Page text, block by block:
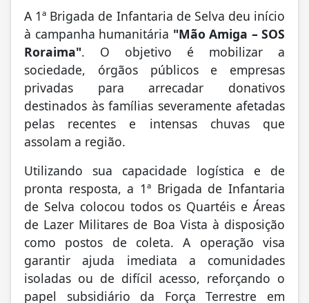
A 1ª Brigada de Infantaria de Selva deu início
à campanha humanitária "Mão Amiga – SOS
Roraima". O objetivo é mobilizar a
sociedade, órgãos públicos e empresas
privadas para arrecadar donativos
destinados às famílias severamente afetadas
pelas recentes e intensas chuvas que
assolam a região.
Utilizando sua capacidade logística e de
pronta resposta, a 1ª Brigada de Infantaria
de Selva colocou todos os Quartéis e Áreas
de Lazer Militares de Boa Vista à disposição
como postos de coleta. A operação visa
garantir ajuda imediata a comunidades
isoladas ou de difícil acesso, reforçando o
papel subsidiário da Força Terrestre em